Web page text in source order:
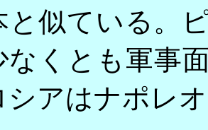
と似ている。
なくとも軍事
シアはナポレ